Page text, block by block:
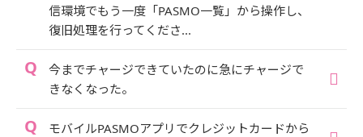
信環境でもう一度「PASMO一覧」から操作し、
復旧処理を行ってくださ...
今までチャージできていたのに急にチャージで
きなくなった。
モバイルPASMOアプリでクレジットカードから